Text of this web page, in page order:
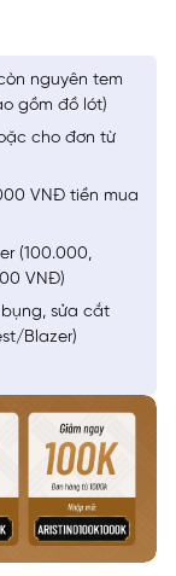
nguyên tem
gồm đồ lót)
cho đơn từ
VNĐ tiền mua
(100.000,
VNĐ)
sửa cắt
Blazer)